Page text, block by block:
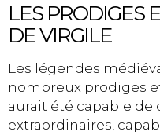
LES PRODIGES
DE VIRGILE
Les légendes
nombreux prodiges
aurait été capable
extraordinaires,